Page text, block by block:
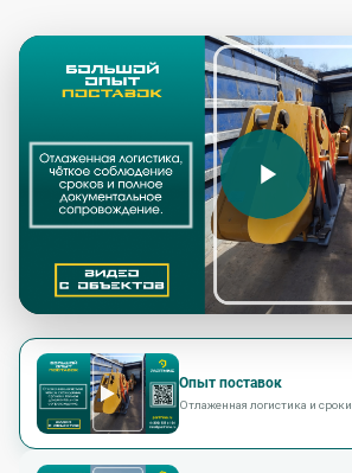
Опыт поставок
Отлаженная логистика и сроки